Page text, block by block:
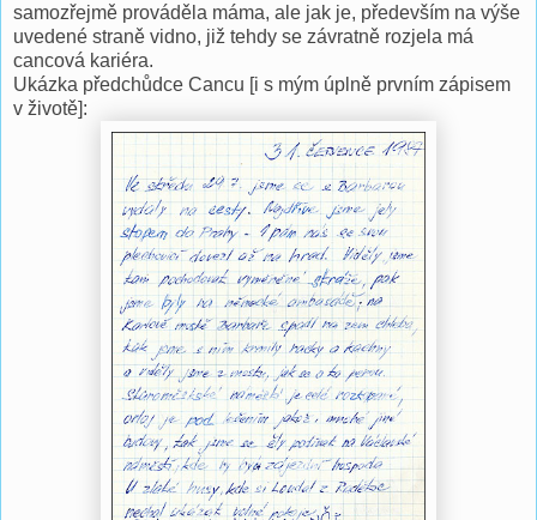
samozřejmě prováděla máma, ale jak je, především na výše
uvedené straně vidno, již tehdy se závratně rozjela má
cancová kariéra.
Ukázka předchůdce Cancu [i s mým úplně prvním zápisem
v životě]: